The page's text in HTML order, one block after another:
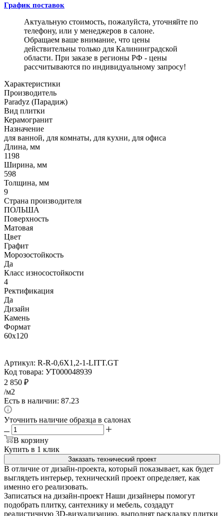
График поставок
Актуальную стоимость, пожалуйста, уточняйте по
телефону, или у менеджеров в салоне.
Обращаем ваше внимание, что цены
действительны только для Калининградской
области. При заказе в регионы РФ - цены
рассчитываются по индивидуальному запросу!
Характеристики
Производитель
Paradyz (Парадиж)
Вид плитки
Керамогранит
Назначение
для ванной, для комнаты, для кухни, для офиса
Длина, мм
1198
Ширина, мм
598
Толщина, мм
9
Страна производителя
ПОЛЬША
Поверхность
Матовая
Цвет
Графит
Морозостойкость
Да
Класс износостойкости
4
Ректификация
Да
Дизайн
Камень
Формат
60x120
Артикул: R-R-0,6X1,2-1-LITT.GT
Код товара: УТ000048939
2 850 ₽
/м2
Есть в наличии: 87.23
Уточнить наличие образца в салонах
В корзину
Купить в 1 клик
Заказать технический проект
В отличие от дизайн-проекта, который показывает, как будет
выглядеть интерьер, технический проект определяет, как
именно его реализовать.
Записаться на дизайн-проект Наши дизайнеры помогут
подобрать плитку, сантехнику и мебель, создадут
реалистичную 3D-визуализацию, выполнят раскладку плитки